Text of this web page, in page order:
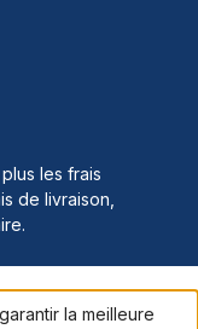
les frais
de livraison,
la meilleure